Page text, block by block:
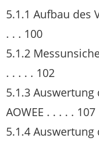
5.1.1 Aufbau des
. . . 100
5.1.2
. . . . . 102
5.1.3
AOWEE . . . . . 107
5.1.4